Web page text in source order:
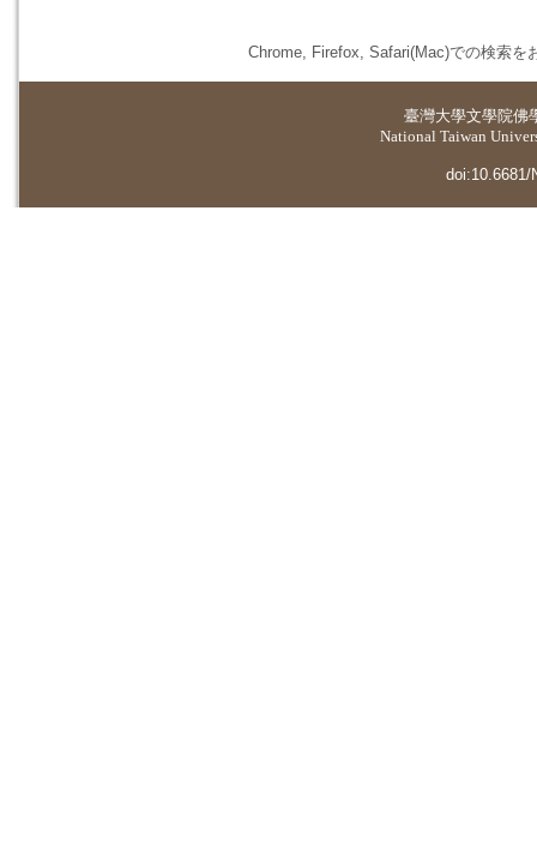
Chrome, Firefox, Safari(Mac)での検索を
臺灣大學文學院佛
National Taiwan
doi:10.6681/